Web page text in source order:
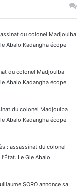
du colonel Madjoulba
Abalo Kadangha écope
du colonel Madjoulba
Abalo Kadangha écope
du colonel Madjoulba
Abalo Kadangha écope
: assassinat du colonel
Le Gle Abalo
SORO annonce sa